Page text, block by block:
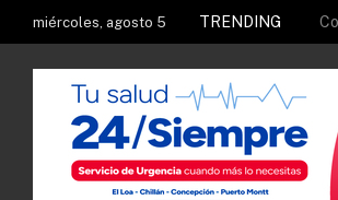
miércoles, agosto 5 TRENDING